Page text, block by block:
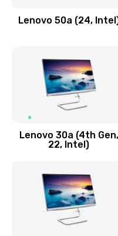
Чистка
Ремонт
Lenovo 50a (24,
Lenovo 30a (4th Gen,
22, Intel)